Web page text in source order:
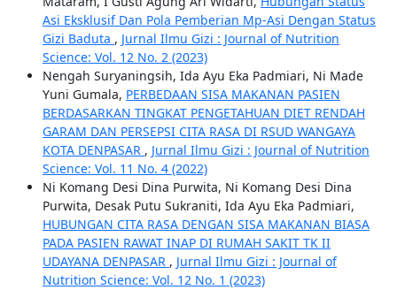
Asi Eksklusif Dan Pola Pemberian Mp-Asi Dengan Status
Gizi Baduta , Jurnal Ilmu Gizi : Journal of Nutrition
Science: Vol. 12 No. 2 (2023)
Nengah Suryaningsih, Ida Ayu Eka Padmiari, Ni Made
Yuni Gumala, PERBEDAAN SISA MAKANAN PASIEN
BERDASARKAN TINGKAT PENGETAHUAN DIET RENDAH
GARAM DAN PERSEPSI CITA RASA DI RSUD WANGAYA
KOTA DENPASAR , Jurnal Ilmu Gizi : Journal of Nutrition
Science: Vol. 11 No. 4 (2022)
Ni Komang Desi Dina Purwita, Ni Komang Desi Dina
Purwita, Desak Putu Sukraniti, Ida Ayu Eka Padmiari,
HUBUNGAN CITA RASA DENGAN SISA MAKANAN BIASA
PADA PASIEN RAWAT INAP DI RUMAH SAKIT TK II
UDAYANA DENPASAR , Jurnal Ilmu Gizi : Journal of
Nutrition Science: Vol. 12 No. 1 (2023)